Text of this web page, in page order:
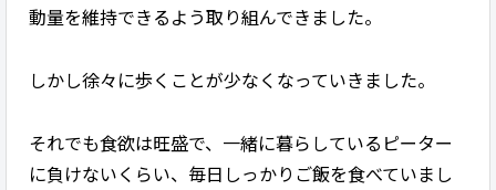
動量を維持できるよう取り組んできました。
しかし徐々に歩くことが少なくなっていきました。
それでも食欲は旺盛で、一緒に暮らしているピーター
に負けないくらい、毎日しっかりご飯を食べていまし